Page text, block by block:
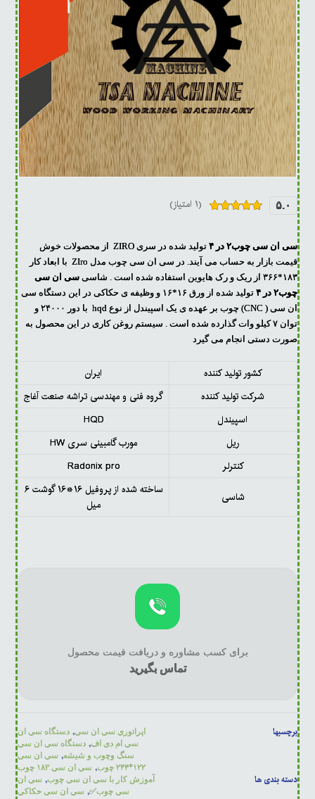
۵.۰
امتیازدهی
مشتری
(۱ امتیاز)
سی ان سی چوب۲ در ۴
تولید شده در سری ZIRO از محصولات خوش
قیمت بازار به حساب می آیند. در سی ان سی چوب مدل ZIro با ابعاد کار
۱۸۳*۳۶۶ از ریک و رک هایوین استفاده شده است . شاسی
سی ان سی
چوب۲ در ۴
تولید شده از ورق ۱۶*۱۶ و وظیفه ی حکاکی در این دستگاه سی
ان سی ( CNC) چوب بر عهده ی یک اسپیندل از نوع hqd با دور ۲۴۰۰۰ و
توان ۷ کیلو وات گذارده شده است . سیستم روغن کاری در این محصول به
صورت دستی انجام می گیرد
کشور تولید کننده
ایران
شرکت تولید کننده
گروه فنی و مهندسی تراشه صنعت آغاج
اسپیندل
HQD
ریل
مورب گامبینی سری HW
کنترلر
Radonix pro
شاسی
ساخته شده از پروفیل ۱۶*۱۶ گوشت ۶
میل
برای کسب مشاوره و دریافت قیمت محصول
تماس بگیرید
برچسبها اپراتوری سی ان سی, دستگاه سی ان
سی ام دی اف, دستگاه سی ان سی
سنگ وچوب و شیشه, سی ان سی
۱۲۲*۲۴۴ چوب
, سی ان سی ۱۸۳ چوب
دسته بندی ها آموزش کار با سی ان سی چوب, سی ان
سی چوب✅, سی ان سی حکاکی